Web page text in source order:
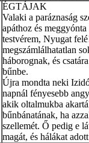
ÉGTÁJAK
Valaki a paráznaság
apáthoz és
testvérem, Nyugat
megszámlálhatatlan
háborognak, és
bűnbe.
Újra mondta neki
napnál fényesebb
akik oltalmukba
bűnbánatának, ha
szellemét. Ő pedig e
magát, és hálákat